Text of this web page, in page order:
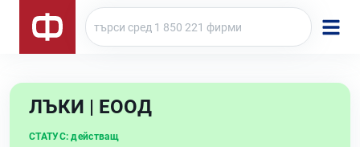
ЛЪКИ | ЕООД
СТАТУС: действащ